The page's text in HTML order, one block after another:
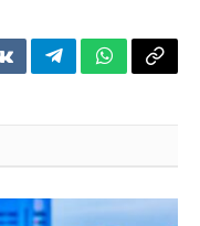
VKontakteTelegramWhatsApp
Copy